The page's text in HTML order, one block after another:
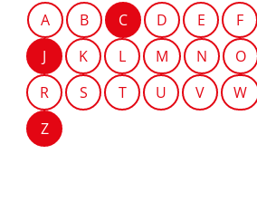
A B C D E F
J
K L M N O
R
S T U V W
Z